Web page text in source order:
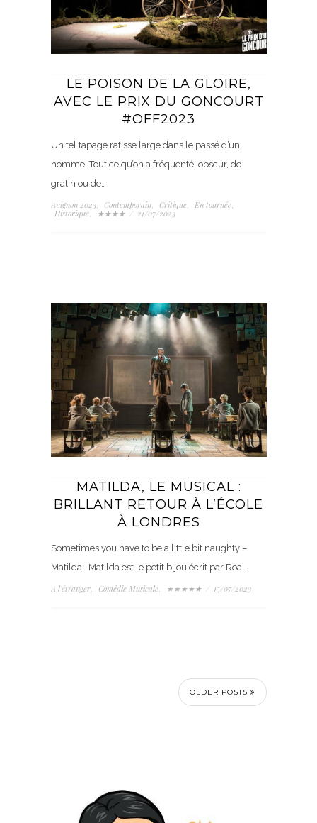
LE POISON DE LA GLOIRE,
AVEC LE PRIX DU GONCOURT
#OFF2023
Un tel tapage ratisse large dans le passé d’un
homme. Tout ce qu’on a fréquenté, obscur, de
gratin ou de…
Avignon 2023, Contemporain, Critique, En tournée,
Historique, ★★★★ / 21/07/2023
MATILDA, LE MUSICAL :
BRILLANT RETOUR À L’ÉCOLE
À LONDRES
Sometimes you have to be a little bit naughty –
Matilda Matilda est le petit bijou écrit par Roal…
A l'étranger, Comédie Musicale, ★★★★★ / 15/07/2023
OLDER POSTS